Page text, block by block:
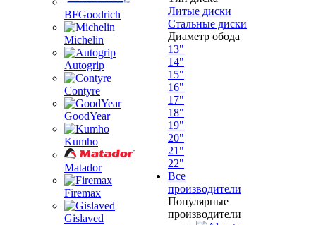
BFGoodrich
Michelin
Autogrip
Contyre
GoodYear
Kumho
Matador
Firemax
Gislaved
Литые диски
Стальные диски
Диаметр обода
13"
14"
15"
16"
17"
18"
19"
20"
21"
22"
Все
производители
Популярные
производители